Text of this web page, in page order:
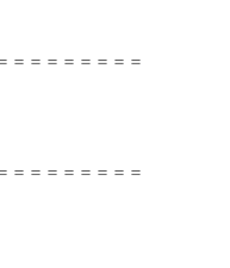
＝＝＝＝＝＝＝＝
＝＝＝＝＝＝＝＝